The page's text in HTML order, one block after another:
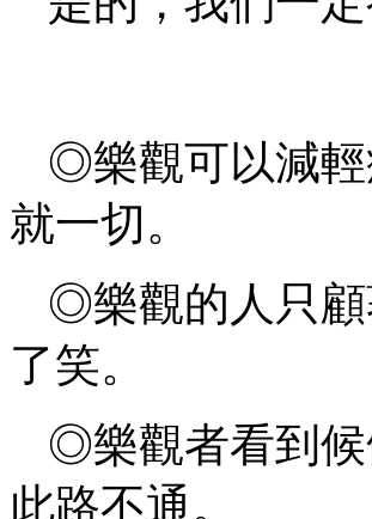
◎樂觀可以減輕
就一切。
◎樂觀的人只顧
了笑。
◎樂觀者看到候
此路不通。